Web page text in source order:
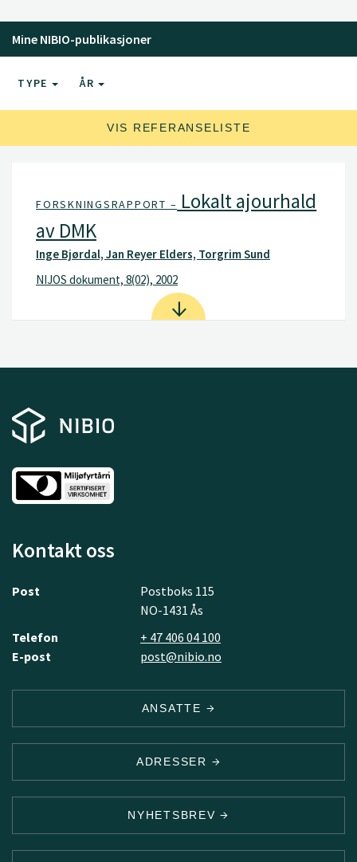
Mine NIBIO-publikasjoner
TYPE ÅR
VIS REFERANSELISTE
FORSKNINGSRAPPORT – Lokalt ajourhald
av DMK
Inge Bjørdal, Jan Reyer Elders, Torgrim Sund
NIJOS dokument, 8(02), 2002
Kontakt oss
Post
Postboks 115
NO-1431 Ås
Telefon
+ 47 406 04 100
E-post
post@nibio.no
ANSATTE
ADRESSER
NYHETSBREV